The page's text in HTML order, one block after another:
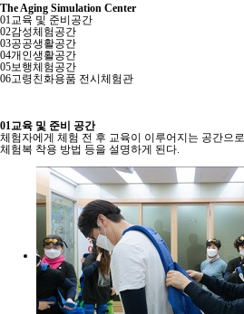
The Aging Simulation Center
01 교육 및 준비공간
02감성체험공간
03공공생활공간
04개인생활공간
05보행체험공간
06고령친화용품 전시체험관
01 교육 및 준비 공간
체험자에게 체험 전 후 교육이 이루어지는 공간으
체험복 착용 방법 등을 설명하게 된다.